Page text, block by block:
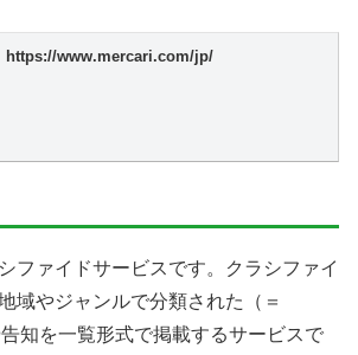
https://www.mercari.com/jp/
ファイドサービスです。クラシファイ
域やジャンルで分類された（＝
知を一覧形式で掲載するサービスで